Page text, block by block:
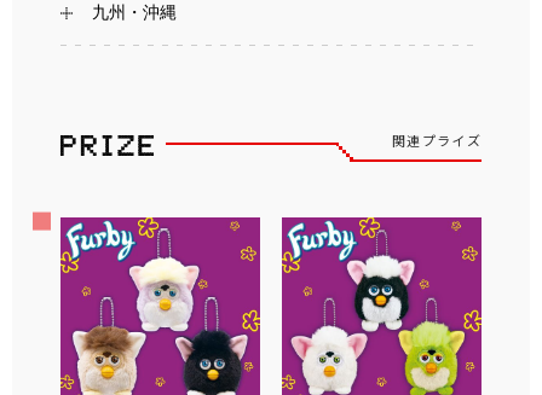
九州・沖縄
関連プライズ